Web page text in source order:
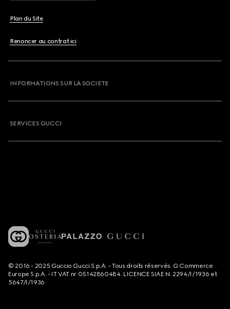
Plan du Site
Renoncer au contrat ici
INFORMATIONS SUR LA SOCIETE
SERVICES GUCCI
© 2016 - 2025 Guccio Gucci S.p.A. - Tous droits réservés. G Commerce
Europe S.p.A. - IT VAT nr 05142860484. LICENCE SIAE N. 2294/I/1936 et
5647/I/1936